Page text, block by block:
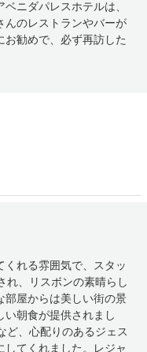
ニダパレスホテルは、
んのレストランやバーが
勧めで、必ず再訪した
れる雰囲気で、スタッ
れ、リスボンの素晴らし
部屋からは美しい街の景
朝食が提供されまし
ど、心配りのあるジェス
てくれました。レジャ